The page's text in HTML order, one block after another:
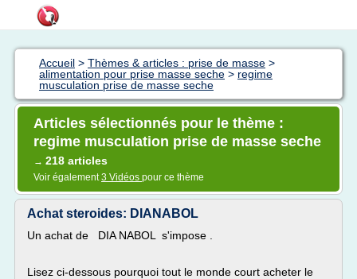
Accueil > Thèmes & articles : prise de masse >
alimentation pour prise masse seche > regime
musculation prise de masse seche
Articles sélectionnés pour le thème :
regime musculation prise de masse seche
→ 218 articles
Voir également3 Vidéos pour ce thème
Achat steroides: DIANABOL
Un achat de DIA NABOL s'impose .
Lisez ci-dessous pourquoi tout le monde court acheter le